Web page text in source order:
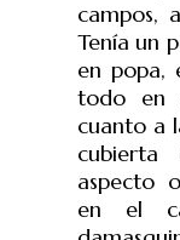
campos,
Tenía un
en popa,
todo en
cuanto a
cubierta
aspecto
en el